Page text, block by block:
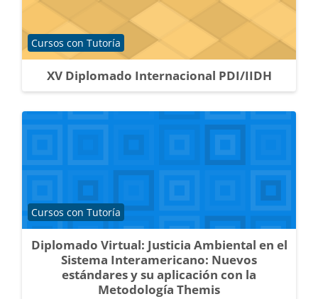
XV Diplomado Internacional PDI/IIDH
Categoría de cursos
Cursos con Tutoría
Diplomado Virtual: Justicia Ambiental en el
Sistema Interamericano: Nuevos
estándares y su aplicación con la
Metodología Themis
Categoría de cursos
Cursos con Tutoría